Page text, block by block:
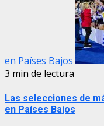
en Países Bajos
3 min de lectura
Las selecciones de
en Países Bajos